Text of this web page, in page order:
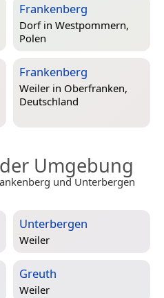
Frankenberg
Dorf in Westpommern,
Polen
Frankenberg
Weiler in Oberfranken,
Deutschland
Umgebung
und Unterbergen
Unterbergen
Weiler
Greuth
Weiler